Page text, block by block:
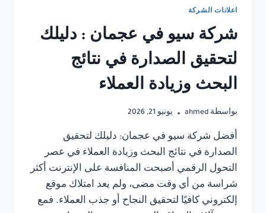
اعلانات الشركة
شركة سيو في عجمان : دليلك
لتحقيق الصدارة في نتائج
البحث وزيادة العملاء
بواسطة ahmed يونيو 21, 2026
أفضل شركة سيو في عجمان: دليلك لتحقيق
الصدارة في نتائج البحث وزيادة العملاء في عصر
التحول الرقمي أصبحت المنافسة على الإنترنت أكثر
شراسة من أي وقت مضى، ولم يعد امتلاك موقع
إلكتروني كافيًا لتحقيق النجاح أو جذب العملاء. فمع